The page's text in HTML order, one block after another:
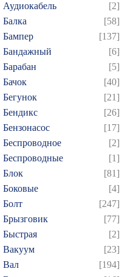
Аудиокабель
[2]
Балка
[58]
Бампер
[137]
Бандажный
[6]
Барабан
[5]
Бачок
[40]
Бегунок
[21]
Бендикс
[26]
Бензонасос
[17]
Беспроводное
[2]
Беспроводные
[1]
Блок
[81]
Боковые
[4]
Болт
[247]
Брызговик
[77]
Быстрая
[2]
Вакуум
[23]
Вал
[194]